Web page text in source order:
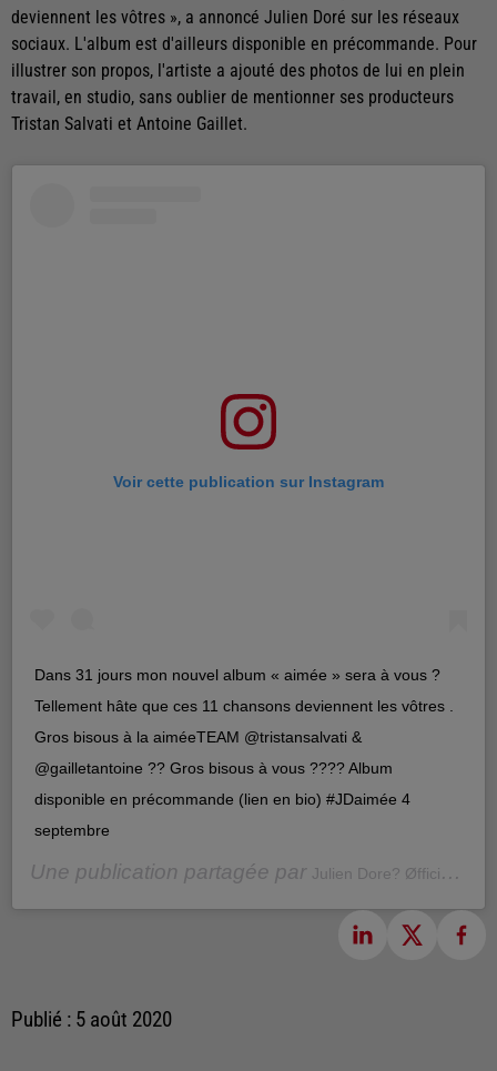
deviennent les vôtres », a annoncé Julien Doré sur les réseaux
sociaux. L'album est d'ailleurs disponible en précommande. Pour
illustrer son propos, l'artiste a ajouté des photos de lui en plein
travail, en studio, sans oublier de mentionner ses producteurs
Tristan Salvati et Antoine Gaillet.
Voir cette publication sur Instagram
Dans 31 jours mon nouvel album « aimée » sera à vous ?
Tellement hâte que ces 11 chansons deviennent les vôtres .
Gros bisous à la aiméeTEAM @tristansalvati &
@gailletantoine ?? Gros bisous à vous ???? Album
disponible en précommande (lien en bio) #JDaimée 4
septembre
Une publication partagée par Julien Dore? Øfficiel
Publié : 5 août 2020